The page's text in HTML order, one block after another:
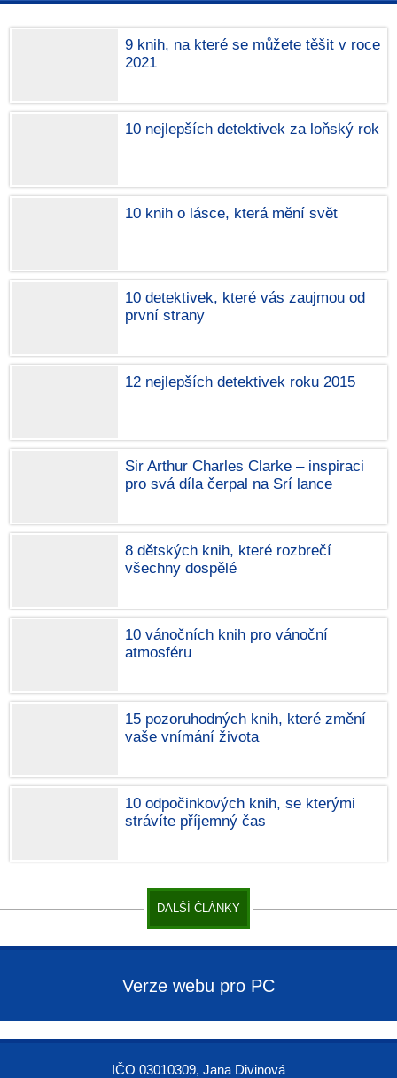
9 knih, na které se můžete těšit v roce
2021
10 nejlepších detektivek za loňský rok
10 knih o lásce, která mění svět
10 detektivek, které vás zaujmou od
první strany
12 nejlepších detektivek roku 2015
Sir Arthur Charles Clarke – inspiraci
pro svá díla čerpal na Srí lance
8 dětských knih, které rozbrečí
všechny dospělé
10 vánočních knih pro vánoční
atmosféru
15 pozoruhodných knih, které změní
vaše vnímání života
10 odpočinkových knih, se kterými
strávíte příjemný čas
DALŠÍ ČLÁNKY
Verze webu pro PC
IČO 03010309, Jana Divinová